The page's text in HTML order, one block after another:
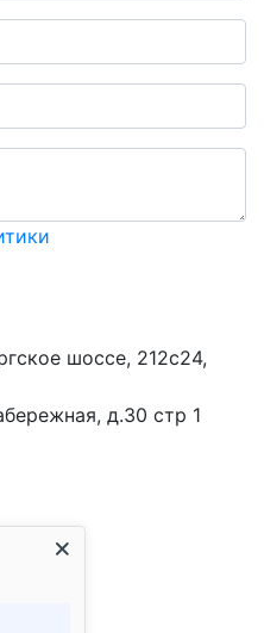
шоссе, 212с24,
д.30 стр 1